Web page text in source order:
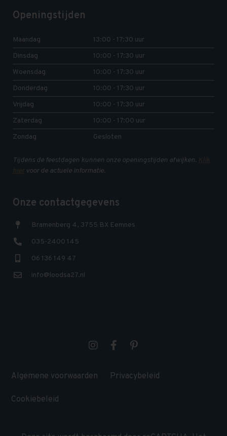
Openingstijden
Maandag
13:00 - 17:30 uur
Dinsdag
10:00 - 17:30 uur
Woensdag
10:00 - 17:30 uur
Donderdag
10:00 - 17:30 uur
Vrijdag
10:00 - 17:30 uur
Zaterdag
10:00 - 17:00 uur
Zondag
Gesloten
Tijdens de feestdagen kunnen onze openingstijden afwijken. Klik
hiervoor de actuele informatie.
Onze contactgegevens
Bramenberg 4, 3755 BX Eemnes
035-2400 145
06 136 149 47
info@loodsa27.nl
Algemene voorwaarden Privacybeleid
Cookiebeleid